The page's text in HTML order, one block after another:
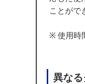
ことがで
※ 使用時
異な